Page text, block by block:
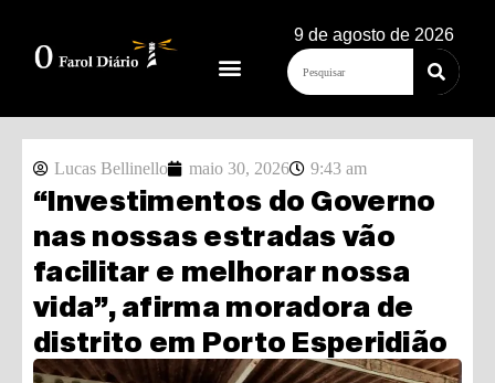
9 de agosto de 2026
Lucas Bellinello maio 30, 2026 9:43 am
“Investimentos do Governo
nas nossas estradas vão
facilitar e melhorar nossa
vida”, afirma moradora de
distrito em Porto Esperidião